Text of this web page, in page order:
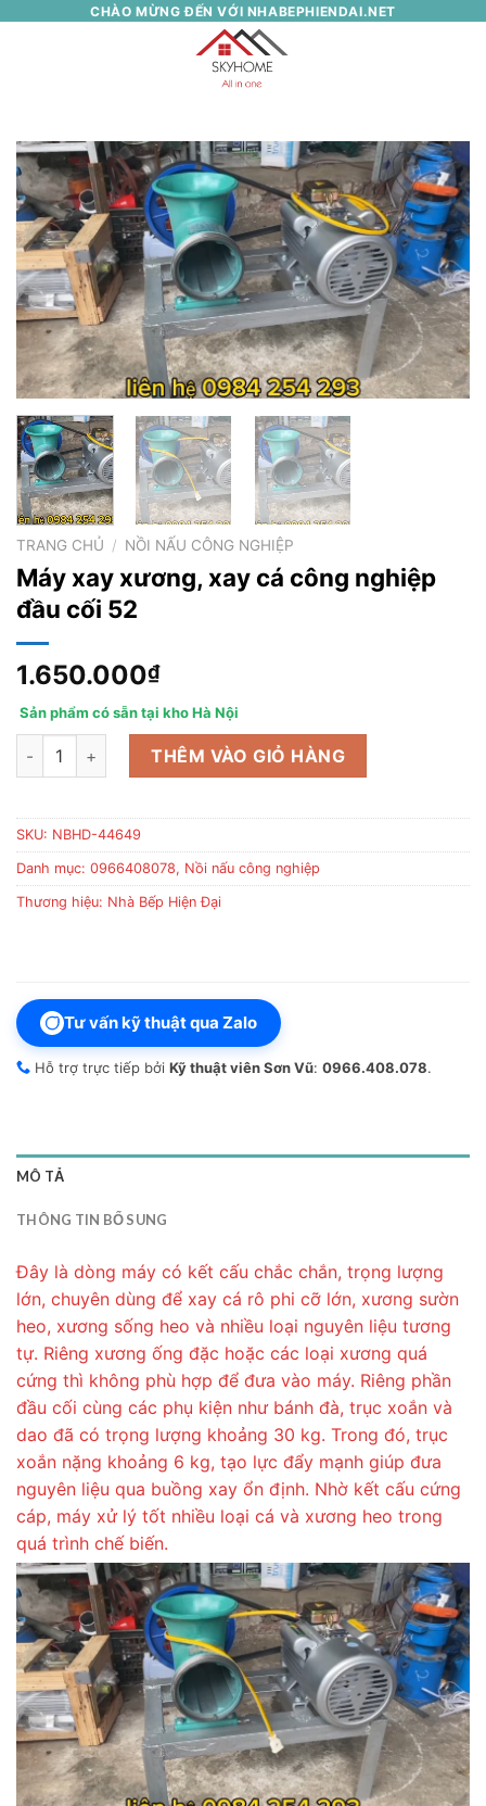
CHÀO MỪNG ĐẾN VỚI NHABEPHIENDAI.NET
TRANG CHỦ / NỒI NẤU CÔNG NGHIỆP
Máy xay xương, xay cá công nghiệp
đầu cối 52
1.650.000₫
Sản phẩm có sẵn tại kho Hà Nội
Máy xay xương, xay cá công nghiệp đầu cối 52 số lượng
THÊM VÀO GIỎ HÀNG
SKU: NBHD-44649
Danh mục: 0966408078, Nồi nấu công nghiệp
Thương hiệu: Nhà Bếp Hiện Đại
Tư vấn kỹ thuật qua Zalo
Hỗ trợ trực tiếp bởi Kỹ thuật viên Sơn Vũ: 0966.408.078.
MÔ TẢ
THÔNG TIN BỔ SUNG
Đây là dòng máy có kết cấu chắc chắn, trọng lượng
lớn, chuyên dùng để xay cá rô phi cỡ lớn, xương sườn
heo, xương sống heo và nhiều loại nguyên liệu tương
tự. Riêng xương ống đặc hoặc các loại xương quá
cứng thì không phù hợp để đưa vào máy. Riêng phần
đầu cối cùng các phụ kiện như bánh đà, trục xoắn và
dao đã có trọng lượng khoảng 30 kg. Trong đó, trục
xoắn nặng khoảng 6 kg, tạo lực đẩy mạnh giúp đưa
nguyên liệu qua buồng xay ổn định. Nhờ kết cấu cứng
cáp, máy xử lý tốt nhiều loại cá và xương heo trong
quá trình chế biến.